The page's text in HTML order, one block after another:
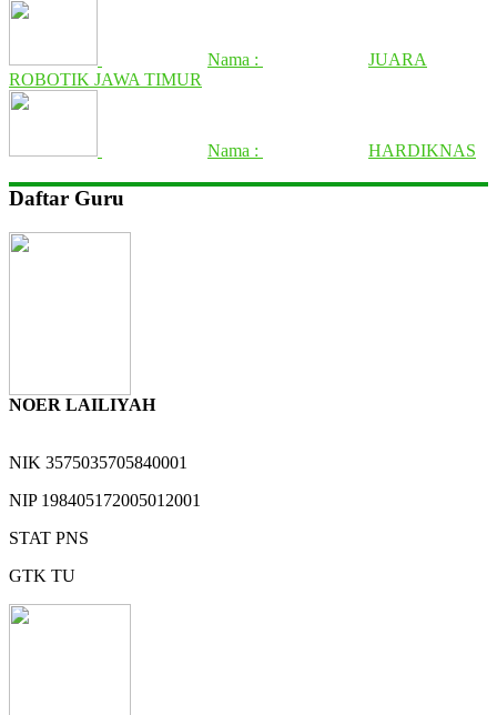
Nama :
JUARA
ROBOTIK JAWA TIMUR
Nama : HARDIKNAS
Daftar Guru
NOER LAILIYAH
NIK 3575035705840001
NIP 198405172005012001
STAT PNS
GTK TU